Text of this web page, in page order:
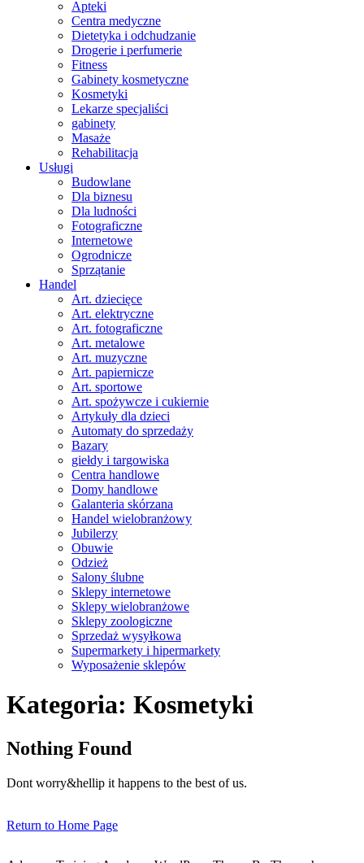
Apteki
Centra medyczne
Dietetyka i odchudzanie
Drogerie i perfumerie
Fitness
Gabinety kosmetyczne
Kosmetyki
Lekarze specjaliści
gabinety
Masaże
Rehabilitacja
Usługi
Budowlane
Dla biznesu
Dla ludności
Fotograficzne
Internetowe
Ogrodnicze
Sprzątanie
Handel
Art. dziecięce
Art. elektryczne
Art. fotograficzne
Art. metalowe
Art. muzyczne
Art. papiernicze
Art. sportowe
Art. spożywcze i cukiernie
Artykuły dla dzieci
Automaty do sprzedaży
Bazary
giełdy i targowiska
Centra handlowe
Domy handlowe
Galanteria skórzana
Handel wielobranżowy
Jubilerzy
Obuwie
Odzież
Salony ślubne
Sklepy internetowe
Sklepy wielobranżowe
Sklepy zoologiczne
Sprzedaż wysyłkowa
Supermarkety i hipermarkety
Wyposażenie sklepów
Menu
Kategoria: Kosmetyki
Nothing Found
Dont worry&hellip it happens to the best of us.
Return to Home PageReturn